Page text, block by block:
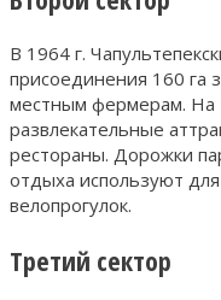
В 1964 г.
присоединения 160 га
местным фермерам. На
развлекательные
рестораны. Дорожки
отдыха используют
велопрогулок.
Третий сектор